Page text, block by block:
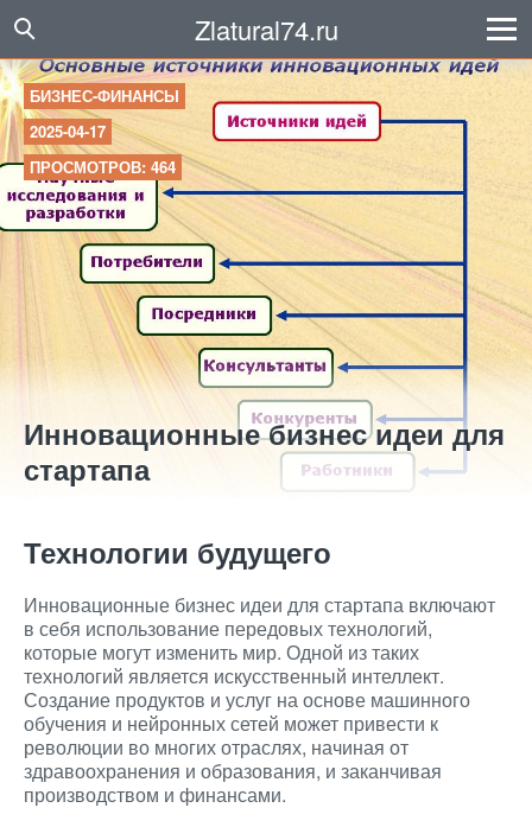
Zlatural74.ru
БИЗНЕС-ФИНАНСЫ
2025-04-17
ПРОСМОТРОВ: 464
Инновационные бизнес идеи для
стартапа
Технологии будущего
Инновационные бизнес идеи для стартапа включают
в себя использование передовых технологий,
которые могут изменить мир. Одной из таких
технологий является искусственный интеллект.
Создание продуктов и услуг на основе машинного
обучения и нейронных сетей может привести к
революции во многих отраслях, начиная от
здравоохранения и образования, и заканчивая
производством и финансами.